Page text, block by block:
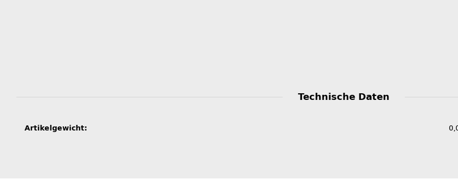
Technische Daten
Produkteigenschaft
Wert
Artikelgewicht: